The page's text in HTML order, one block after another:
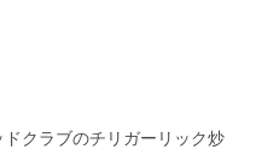
クラブのチリガーリック炒